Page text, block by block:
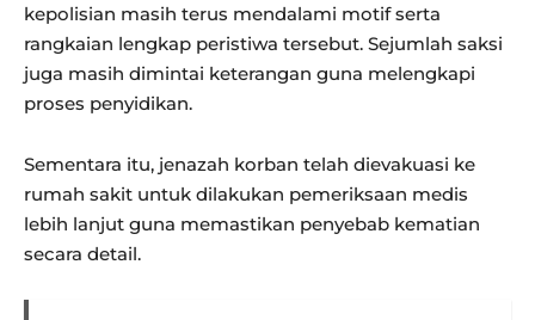
kepolisian masih terus mendalami motif serta
rangkaian lengkap peristiwa tersebut. Sejumlah saksi
juga masih dimintai keterangan guna melengkapi
proses penyidikan.
Sementara itu, jenazah korban telah dievakuasi ke
rumah sakit untuk dilakukan pemeriksaan medis
lebih lanjut guna memastikan penyebab kematian
secara detail.